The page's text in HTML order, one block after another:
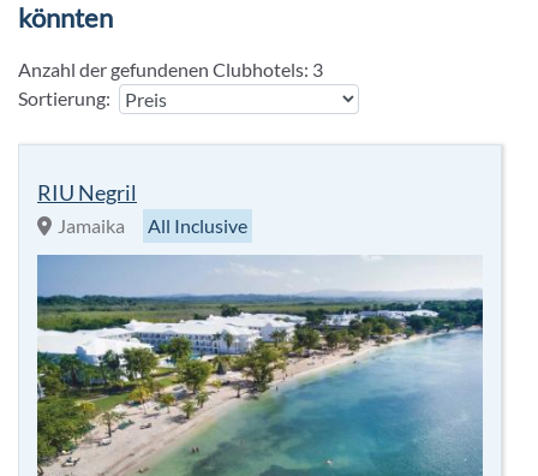
könnten
Anzahl der gefundenen Clubhotels: 3
Sortierung:
RIU Negril
Jamaika All Inclusive